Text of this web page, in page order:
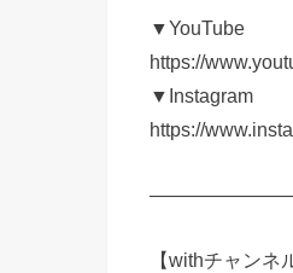
▼YouTube
https://
▼Instagram
https://
【withチャンネ